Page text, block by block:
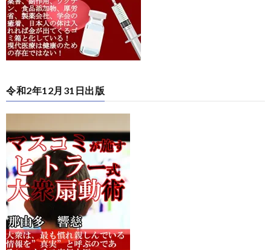
令和2年12月31日出版